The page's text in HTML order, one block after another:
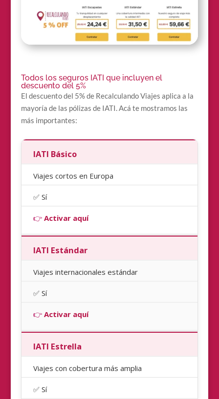
Todos los seguros IATI que incluyen el
descuento del 5%
El descuento del 5% de Recalculando Viajes aplica a la
mayoría de las pólizas de IATI. Acá te mostramos las
más importantes:
IATI Básico
Viajes cortos en Europa
✅ Sí
👉 Activar aquí
IATI Estándar
Viajes internacionales estándar
✅ Sí
👉 Activar aquí
IATI Estrella
Viajes con cobertura más amplia
✅ Sí